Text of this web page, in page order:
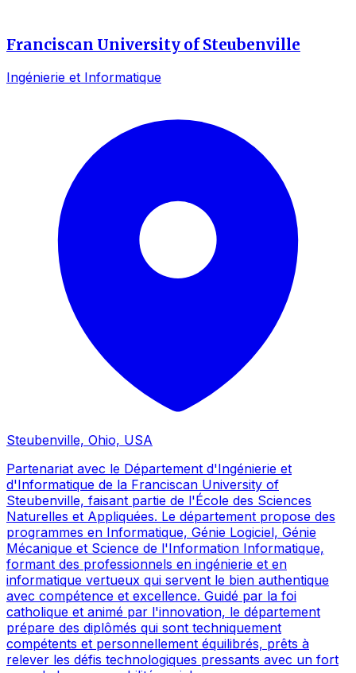
Franciscan University of Steubenville
Ingénierie et Informatique
Steubenville, Ohio, USA
Partenariat avec le Département d'Ingénierie et
d'Informatique de la Franciscan University of
Steubenville, faisant partie de l'École des Sciences
Naturelles et Appliquées. Le département propose des
programmes en Informatique, Génie Logiciel, Génie
Mécanique et Science de l'Information Informatique,
formant des professionnels en ingénierie et en
informatique vertueux qui servent le bien authentique
avec compétence et excellence. Guidé par la foi
catholique et animé par l'innovation, le département
prépare des diplômés qui sont techniquement
compétents et personnellement équilibrés, prêts à
relever les défis technologiques pressants avec un fort